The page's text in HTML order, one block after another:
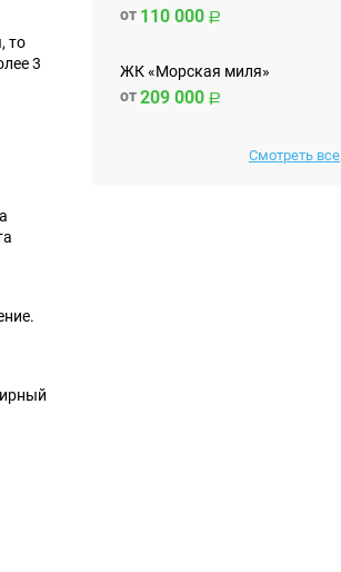
то
3
от 110 000
ЖК «Морская миля»
от209 000
Смотреть все